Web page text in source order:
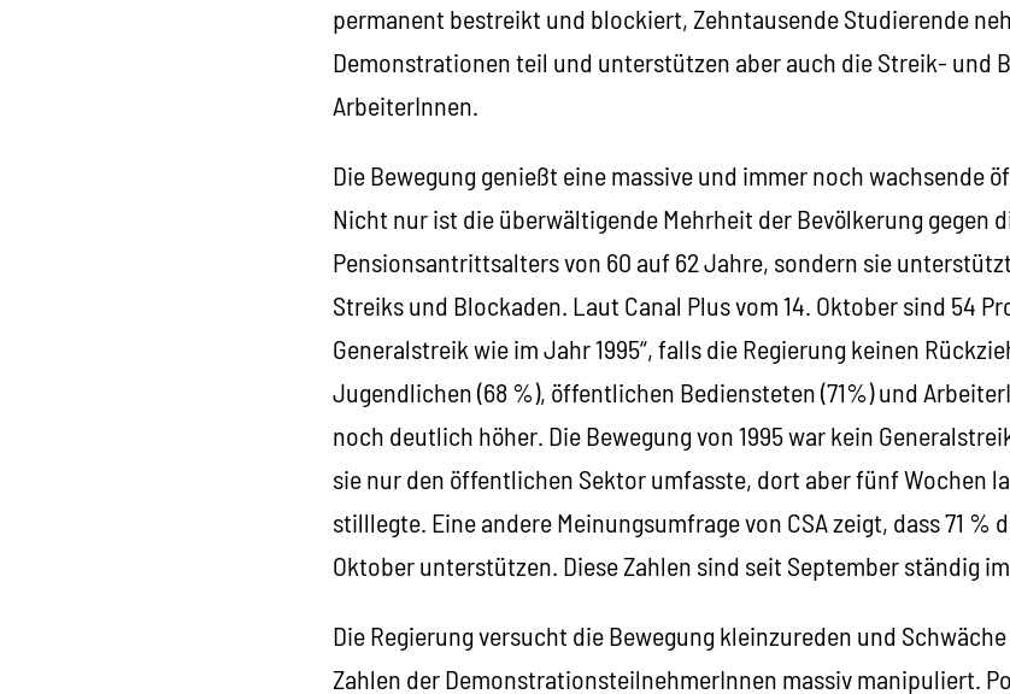
permanent bestreikt und blockiert, Zehntausende Studierende
Demonstrationen teil und unterstützen aber auch die Streik- und
ArbeiterInnen.
Die Bewegung genießt eine massive und immer noch wachsende
Nicht nur ist die überwältigende Mehrheit der Bevölkerung gegen
Pensionsantrittsalters von 60 auf 62 Jahre, sondern sie
Streiks und Blockaden. Laut Canal Plus vom 14. Oktober sind 54
Generalstreik wie im Jahr 1995“, falls die Regierung keinen
Jugendlichen (68 %), öffentlichen Bediensteten (71%) und
noch deutlich höher. Die Bewegung von 1995 war kein
sie nur den öffentlichen Sektor umfasste, dort aber fünf Wochen
stilllegte. Eine andere Meinungsumfrage von CSA zeigt, dass 71 %
Oktober unterstützen. Diese Zahlen sind seit September ständig
Die Regierung versucht die Bewegung kleinzureden und
Zahlen der DemonstrationsteilnehmerInnen massiv manipuliert.